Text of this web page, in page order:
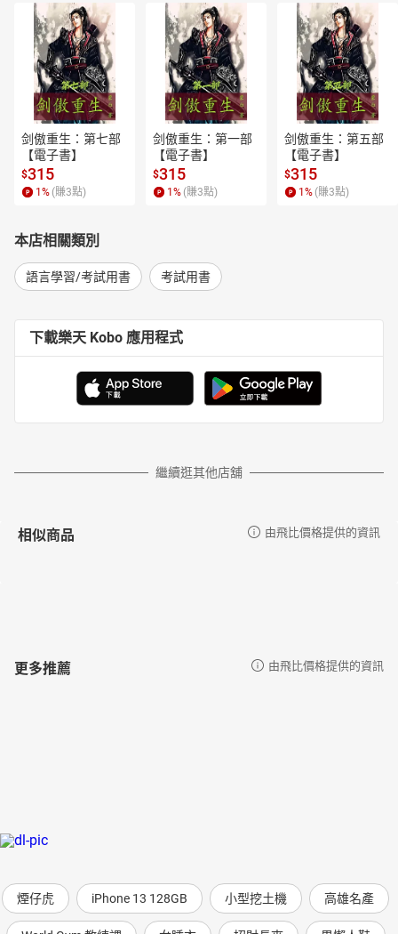
剑傲重生：第七部
【電子書】
$315
1 % (賺3點)
剑傲重生：第一部
【電子書】
$315
1 % (賺3點)
剑傲重生：第五部
【電子書】
$315
1 % (賺3點)
本店相關類別
語言學習/考試用書 考試用書
下載樂天 Kobo 應用程式
繼續逛其他店舖
相似商品 由飛比價格提供的資訊
更多推薦 由飛比價格提供的資訊
煙仔虎 iPhone 13 128GB 小型挖土機 高雄名產